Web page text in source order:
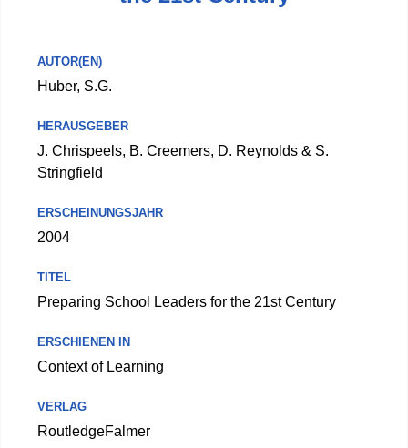
AUTOR(EN)
Huber, S.G.
HERAUSGEBER
J. Chrispeels, B. Creemers, D. Reynolds & S.
Stringfield
ERSCHEINUNGSJAHR
2004
TITEL
Preparing School Leaders for the 21st Century
ERSCHIENEN IN
Context of Learning
VERLAG
RoutledgeFalmer